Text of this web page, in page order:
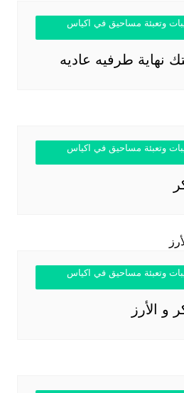
وتعبئة مساحيق في اكياس
نهاية طرفيه عاديه
وتعبئة مساحيق في اكياس
وتعبئة مساحيق في اكياس
و الأرز